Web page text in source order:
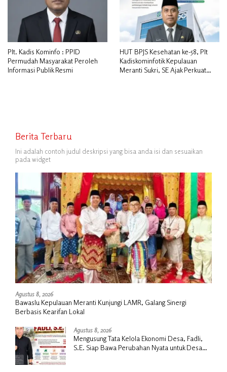
Plt. Kadis Kominfo : PPID
Permudah Masyarakat Peroleh
Informasi Publik Resmi
HUT BPJS Kesehatan ke-58, Plt
Kadiskominfotik Kepulauan
Meranti Sukri, SE Ajak Perkuat
Berita Terbaru
Ini adalah contoh judul deskripsi yang bisa anda isi dan sesuaikan
pada widget
Agustus 8, 2026
Bawaslu Kepulauan Meranti Kunjungi LAMR, Galang Sinergi
Berbasis Kearifan Lokal
Agustus 8, 2026
Mengusung Tata Kelola Ekonomi Desa, Fadli,
S.E. Siap Bawa Perubahan Nyata untuk Desa